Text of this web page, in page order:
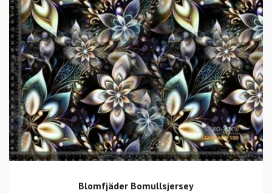
Blomfjäder Bomullsjersey